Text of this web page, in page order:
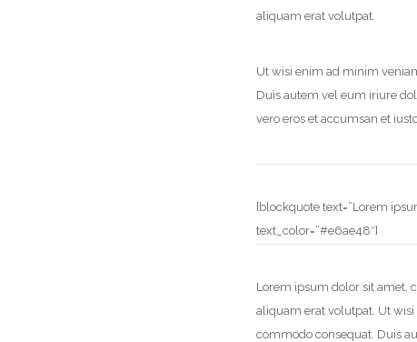
aliquam erat volutpat.
Ut wisi enim ad minim
Duis autem vel eum iriure
vero eros et accumsan et
[blockquote text=”Lorem
text_color=”#e6ae48″]
Lorem ipsum dolor sit amet,
aliquam erat volutpat. Ut
commodo consequat. Duis